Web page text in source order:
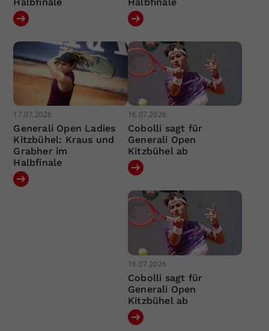
17.07.2026
Generali Open Ladies
Kitzbühel: Kraus und
Grabher im
Halbfinale
16.07.2026
Cobolli sagt für
Generali Open
Kitzbühel ab
16.07.2026
Cobolli sagt für
Generali Open
Kitzbühel ab